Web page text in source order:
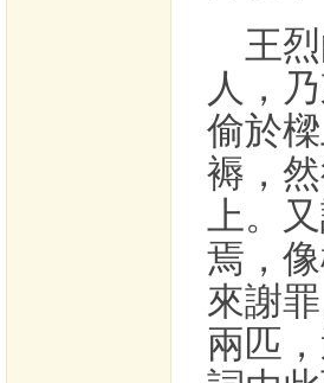
王
人，
偷於
褥，
上。
焉，
來謝
兩匹